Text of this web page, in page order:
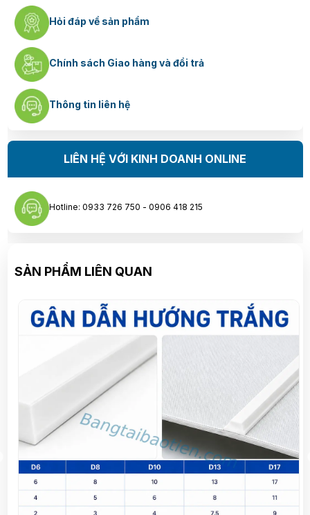
Hỏi đáp về sản phẩm
Chính sách Giao hàng và đổi trả
Thông tin liên hệ
LIÊN HỆ VỚI KINH DOANH ONLINE
Hotline: 0933 726 750 - 0906 418 215
SẢN PHẨM LIÊN QUAN